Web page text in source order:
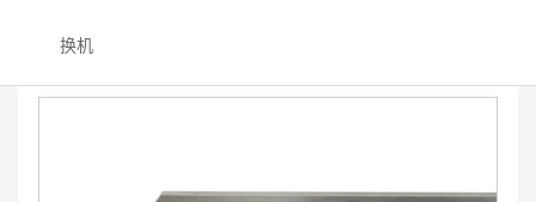
换机